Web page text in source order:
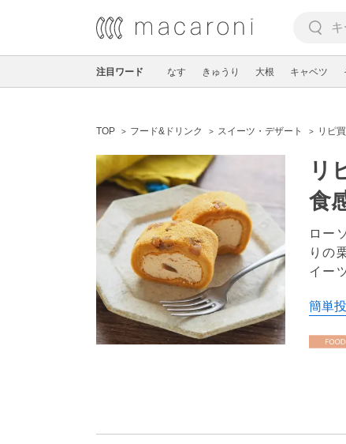
注目ワード なす きゅうり 大根 キャベツ
TOP フード&ドリンク スイーツ・デザート リピ
リ
食
ロー
りの
イー
簡単